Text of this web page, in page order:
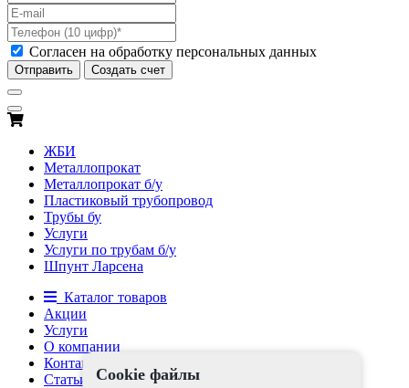
Согласен на обработку персональных данных
Отправить Создать счет
ЖБИ
Металлопрокат
Металлопрокат б/у
Пластиковый трубопровод
Трубы бу
Услуги
Услуги по трубам б/у
Шпунт Ларсена
Каталог товаров
Акции
Услуги
О компании
Контакты
Статьи
Cookie файлы